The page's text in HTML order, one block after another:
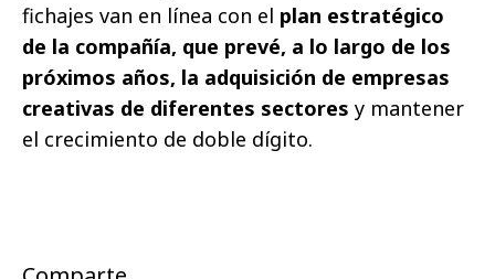
fichajes van en línea con el plan estratégico
de la compañía, que prevé, a lo largo de los
próximos años, la adquisición de empresas
creativas de diferentes sectores y mantener
el crecimiento de doble dígito.